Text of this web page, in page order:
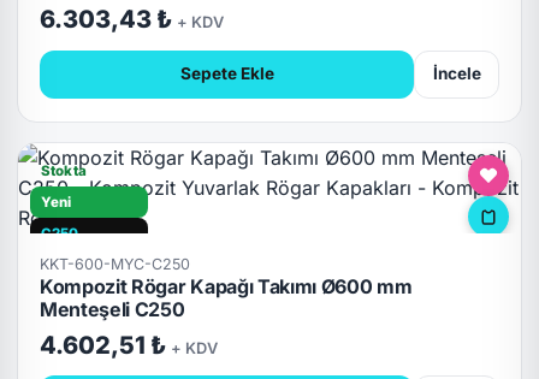
6.303,43 ₺ + KDV
Sepete Ekle İncele
Stokta
Yeni
C250
Hızlı Teslimat
Kilitli
KKT-600-MYC-C250
Kompozit Rögar Kapağı Takımı Ø600 mm
Menteşeli C250
4.602,51 ₺ + KDV